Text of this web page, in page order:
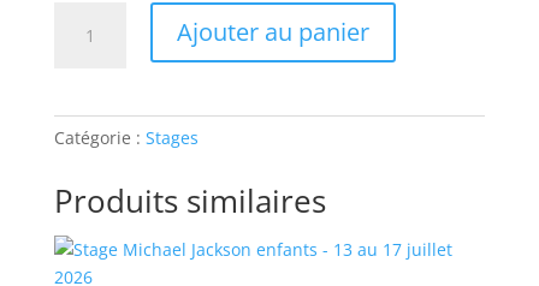
Fantôme
-
13
Ajouter au panier
Catégorie : Stages
Produits similaires